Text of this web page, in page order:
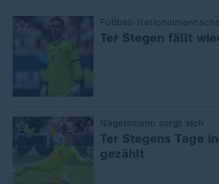
Fußball-
Ter Stegen fällt
Nagelsmann sorgt sich
:
Ter Stegens Tage
gezählt